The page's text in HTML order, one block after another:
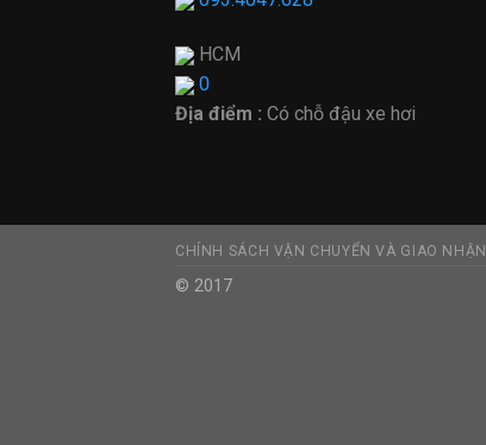
HCM
0
Địa điểm : Có chỗ đậu xe hơi
CHÍNH SÁCH VẬN CHUYỂN VÀ GIAO NHẬN
© 2017